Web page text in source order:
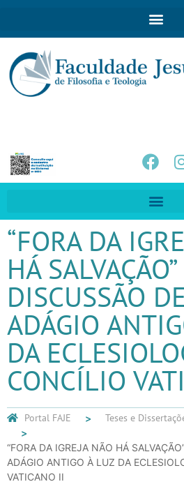
“FORA DA
HÁ SALVAÇÃO”
DISCUSSÃO
ADÁGIO
DA
CONCÍLIO
Portal FAJE Teses e
“FORA DA IGREJA NÃO HÁ
ADÁGIO ANTIGO À LUZ DA
VATICANO II